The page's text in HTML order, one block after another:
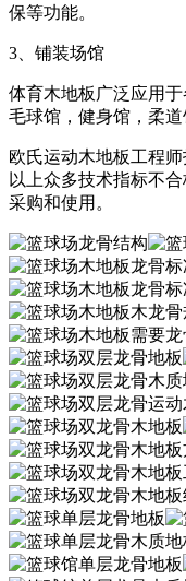
保等功能。
3、铺装场馆
体育木地板广泛应用
毛球馆，健身馆，柔道
欧氏运动木地板工程
以上众多技术指标不
采购和使用。